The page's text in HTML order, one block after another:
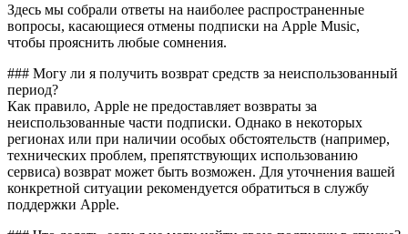
Здесь мы собрали ответы на наиболее распространенные
вопросы, касающиеся отмены подписки на Apple Music,
чтобы прояснить любые сомнения.
### Могу ли я получить возврат средств за неиспользованный
период?
Как правило, Apple не предоставляет возвраты за
неиспользованные части подписки. Однако в некоторых
регионах или при наличии особых обстоятельств (например,
технических проблем, препятствующих использованию
сервиса) возврат может быть возможен. Для уточнения вашей
конкретной ситуации рекомендуется обратиться в службу
поддержки Apple.